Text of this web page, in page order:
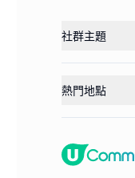
社群主題
熱門地點